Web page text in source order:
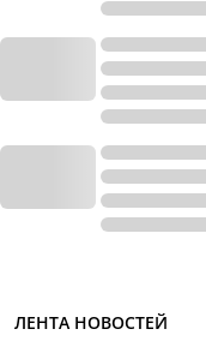
ЛЕНТА НОВОСТЕЙ